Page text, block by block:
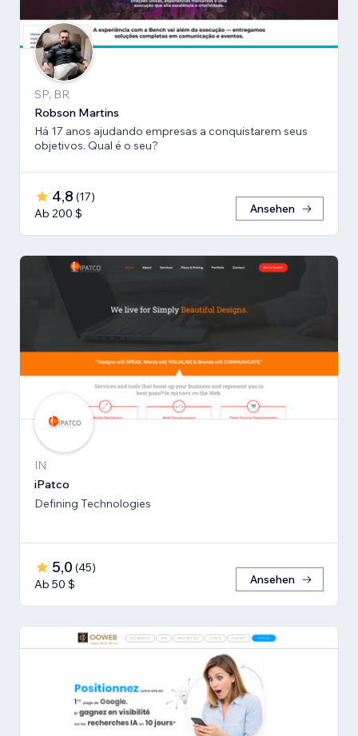
SP, BR
Robson Martins
Há 17 anos ajudando empresas a conquistarem seus
objetivos. Qual é o seu?
4,8 (17)
Ab 200 $
Ansehen
IN
iPatco
Defining Technologies
5,0 (45)
Ab 50 $
Ansehen